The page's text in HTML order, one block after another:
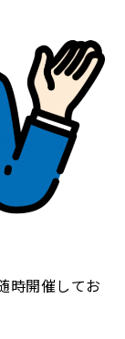
時開催してお